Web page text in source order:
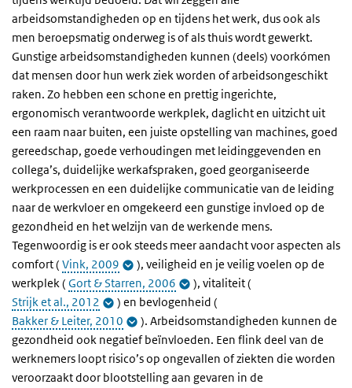
arbeidsomstandigheden op en tijdens het werk, dus ook als
men beroepsmatig onderweg is of als thuis wordt gewerkt.
Gunstige arbeidsomstandigheden kunnen (deels) voorkómen
dat mensen door hun werk ziek worden of arbeidsongeschikt
raken. Zo hebben een schone en prettig ingerichte,
ergonomisch verantwoorde werkplek, daglicht en uitzicht uit
een raam naar buiten, een juiste opstelling van machines, goed
gereedschap, goede verhoudingen met leidinggevenden en
collega’s, duidelijke werkafspraken, goed georganiseerde
werkprocessen en een duidelijke communicatie van de leiding
naar de werkvloer en omgekeerd een gunstige invloed op de
gezondheid en het welzijn van de werkende mens.
Tegenwoordig is er ook steeds meer aandacht voor aspecten als
comfort ( Vink, 2009
), veiligheid en je veilig voelen op de
werkplek ( Gort & Starren, 2006
), vitaliteit (
Strijk et al., 2012
) en bevlogenheid (
Bakker & Leiter, 2010
). Arbeidsomstandigheden kunnen de
gezondheid ook negatief beïnvloeden. Een flink deel van de
werknemers loopt risico’s op ongevallen of ziekten die worden
veroorzaakt door blootstelling aan gevaren in de